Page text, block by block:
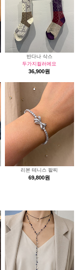
반다나 삭스
두가지컬러에요
36,900원
리본 테니스 팔찌
69,800원